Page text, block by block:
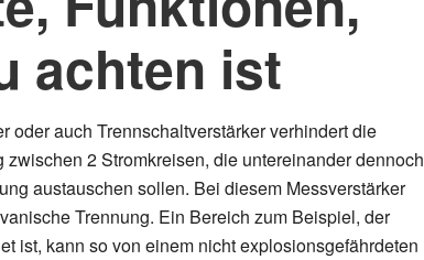
achten ist
oder auch Trennschaltverstärker verhindert die
zwischen 2 Stromkreisen, die untereinander dennoch
austauschen sollen. Bei diesem Messverstärker
Trennung. Ein Bereich zum Beispiel, der
ist, kann so von einem nicht explosionsgefährdeten